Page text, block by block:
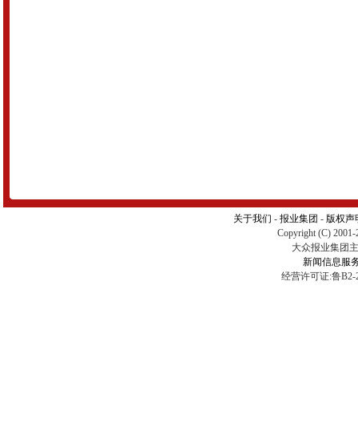
关于我们 - 报业集团 - 版权声
Copyright (C) 2001-
大众报业集团
新闻信息服
经营许可证:鲁B2-